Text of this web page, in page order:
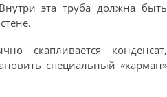
эта труба должна быть
скапливается конденсат,
специальный «карман»